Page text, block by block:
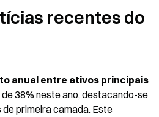
recentes do
anual entre ativos principais
38% neste ano, destacando-se
primeira camada. Este